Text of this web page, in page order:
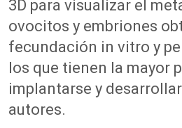
3D para visualizar el
ovocitos y embriones
fecundación in vitro y
los que tienen la mayor
implantarse y
autores.